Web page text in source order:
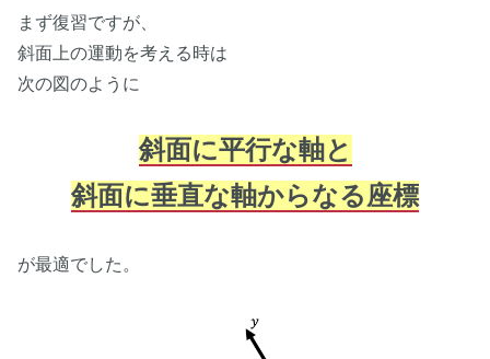
まず復習ですが、
斜面上の運動を考える時は
次の図のように
斜面に平行な軸と
斜面に垂直な軸からなる座標
が最適でした。